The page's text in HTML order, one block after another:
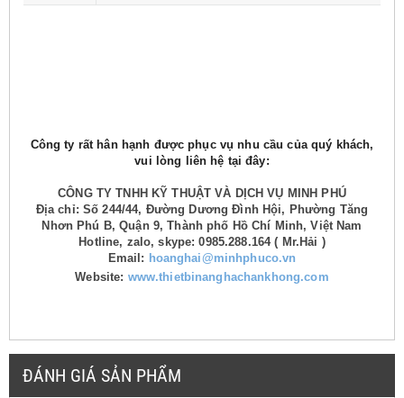
Công ty rất hân hạnh được phục vụ nhu cầu của quý khách,
vui lòng liên hệ tại đây:
CÔNG TY TNHH KỸ THUẬT VÀ DỊCH VỤ MINH PHÚ
Địa chỉ: Số 244/44, Đường Dương Đình Hội, Phường Tăng
Nhơn Phú B, Quận 9, Thành phố Hồ Chí Minh, Việt Nam
Hotline, zalo, skype: 0985.288.164 ( Mr.Hải )
Email: hoanghai@minhphuco.vn
Website: www.thietbinanghachankhong.com
ĐÁNH GIÁ SẢN PHẨM